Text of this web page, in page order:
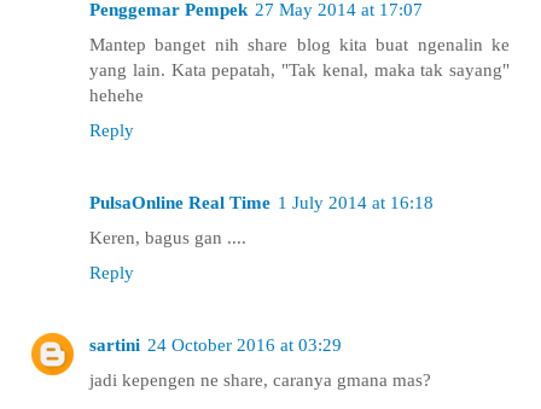
Penggemar Pempek 27 May 2014 at 17:07
Mantep banget nih share blog kita buat ngenalin ke
yang lain. Kata pepatah, "Tak kenal, maka tak sayang"
hehehe
Reply
PulsaOnline Real Time 1 July 2014 at 16:18
Keren, bagus gan ....
Reply
sartini 24 October 2016 at 03:29
jadi kepengen ne share, caranya gmana mas?